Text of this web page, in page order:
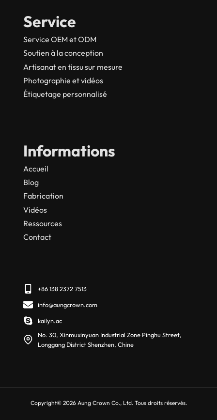
Service
Service OEM et ODM
Soutien à la conception
Artisanat en tissu sur mesure
Photographie et vidéos
Étiquetage personnalisé
Informations
Accueil
Blog
Fabrication
Vidéos
Ressources
Contact
+86 138 2372 7513
info@aungcrown.com
kailyn.ac
No. 30, Xinmuxinyuan Industrial Zone Pinghu Street,
Longgang District Shenzhen, Chine
Copyright© 2026 Aung Crown Co., Ltd. Tous droits réservés.